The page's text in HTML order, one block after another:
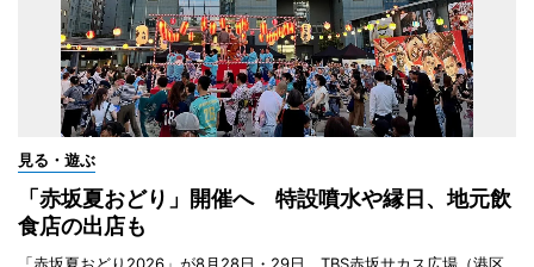
見る・遊ぶ
「赤坂夏おどり」開催へ 特設噴水や縁日、地元飲
食店の出店も